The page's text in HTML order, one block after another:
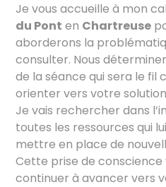
Je vous accueille à mon
du Pont en Chartreuse
aborderons la
consulter. Nous
de la séance qui sera le fil
orienter vers votre
Je vais rechercher dans
toutes les ressources qui
mettre en place de
Cette prise de
continuer à avancer vers